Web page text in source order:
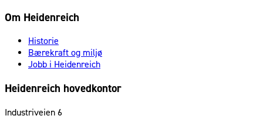
Om Heidenreich
Historie
Bærekraft og miljø
Jobb i Heidenreich
Heidenreich hovedkontor
Industriveien 6